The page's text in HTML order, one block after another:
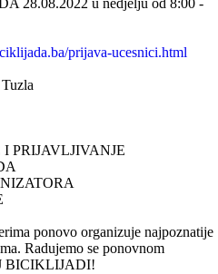
28.08.2022 u nedjelju od 8:00 -
prijava-ucesnici.html
I PRIJAVLJIVANJE
ponovo organizuje najpoznatije
Radujemo se ponovnom
BICIKLIJADI!